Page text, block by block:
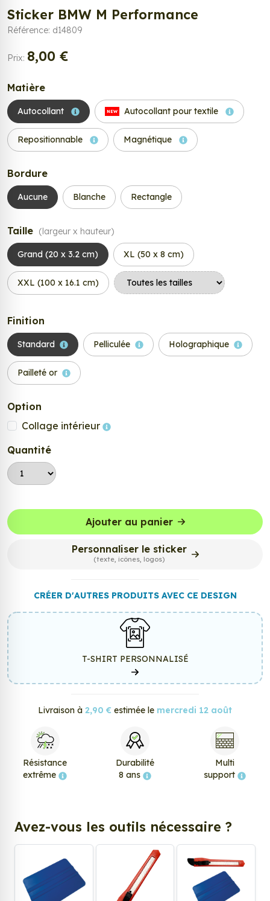
Sticker BMW M Performance
Référence: d14809
Prix: 8,00 €
Matière
Autocollant NEW Autocollant pour textile
Repositionnable Magnétique
Bordure
Aucune Blanche Rectangle
Taille (largeur x hauteur)
Grand (20 x 3.2 cm) XL (50 x 8 cm)
XXL (100 x 16.1 cm)
Finition
Standard Pelliculée Holographique
Pailleté or
Option
Collage intérieur
Quantité
Ajouter au panier
Personnaliser le sticker
(texte, icônes, logos)
CRÉER D'AUTRES PRODUITS AVEC CE DESIGN
T-SHIRT PERSONNALISÉ
Livraison à 2,90 € estimée le mercredi 12 août
Résistance
extrême
Durabilité
8 ans
Multi
support
Avez-vous les outils nécessaire ?